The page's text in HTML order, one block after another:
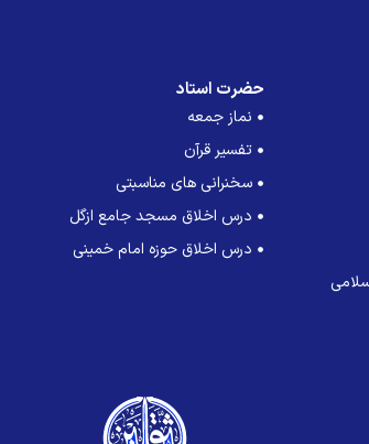
حضرت استاد
نماز جمعه
تفسیر قرآن
سخنرانی های مناسبتی
درس اخلاق مسجد جامع ازگل
درس اخلاق حوزه امام خمینی